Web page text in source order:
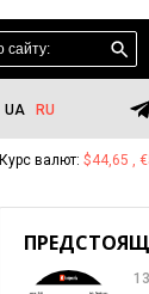
UA RU
Курс валют: $44,65 ,